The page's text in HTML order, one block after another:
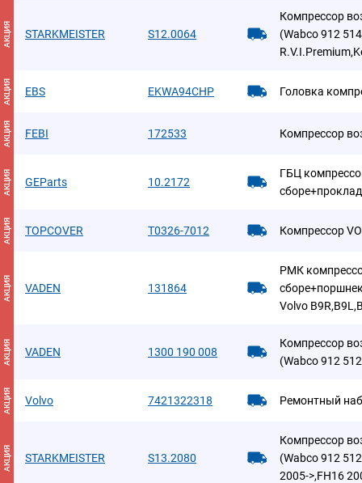
АКЦИЯ STARKMEISTER S12.0064
Компрессор
(Wabco 912
АКЦИЯ EBS EKWA94CHP Головка
АКЦИЯ FEBI 172533 Компрессор
АКЦИЯ GEParts 10.2172
ГБЦ
АКЦИЯ TOPCOVER T0326-7012 Компрессор
АКЦИЯ VADEN 131864
РМК
Volvo
АКЦИЯ VADEN 1300 190 008
Компрессор
(Wabco 912
АКЦИЯ Volvo 7421322318 Ремонтный
АКЦИЯ STARKMEISTER S13.2080
Компрессор
(Wabco 912
2005->,FH16